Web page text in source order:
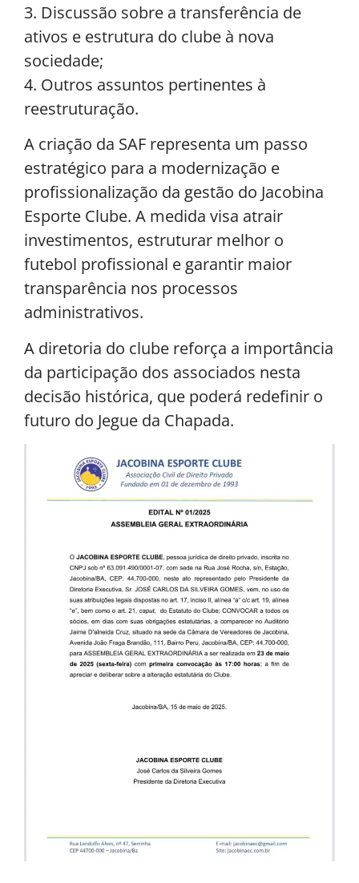
3. Discussão sobre a transferência de
ativos e estrutura do clube à nova
sociedade;
4. Outros assuntos pertinentes à
reestruturação.
A criação da SAF representa um passo
estratégico para a modernização e
profissionalização da gestão do Jacobina
Esporte Clube. A medida visa atrair
investimentos, estruturar melhor o
futebol profissional e garantir maior
transparência nos processos
administrativos.
A diretoria do clube reforça a importância
da participação dos associados nesta
decisão histórica, que poderá redefinir o
futuro do Jegue da Chapada.